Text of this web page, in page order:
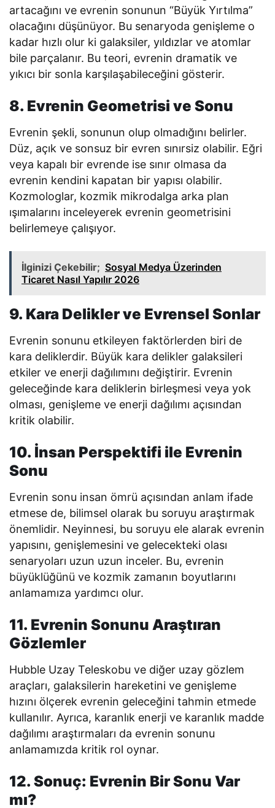
artacağını ve evrenin sonunun “Büyük Yırtılma”
olacağını düşünüyor. Bu senaryoda genişleme o
kadar hızlı olur ki galaksiler, yıldızlar ve atomlar
bile parçalanır. Bu teori, evrenin dramatik ve
yıkıcı bir sonla karşılaşabileceğini gösterir.
8. Evrenin Geometrisi ve Sonu
Evrenin şekli, sonunun olup olmadığını belirler.
Düz, açık ve sonsuz bir evren sınırsiz olabilir. Eğri
veya kapalı bir evrende ise sınır olmasa da
evrenin kendini kapatan bir yapısı olabilir.
Kozmologlar, kozmik mikrodalga arka plan
ışımalarını inceleyerek evrenin geometrisini
belirlemeye çalışıyor.
İlginizi Çekebilir; Sosyal Medya Üzerinden
Ticaret Nasıl Yapılır 2026
9. Kara Delikler ve Evrensel Sonlar
Evrenin sonunu etkileyen faktörlerden biri de
kara deliklerdir. Büyük kara delikler galaksileri
etkiler ve enerji dağılımını değiştirir. Evrenin
geleceğinde kara deliklerin birleşmesi veya yok
olması, genişleme ve enerji dağılımı açısından
kritik olabilir.
10. İnsan Perspektifi ile Evrenin
Sonu
Evrenin sonu insan ömrü açısından anlam ifade
etmese de, bilimsel olarak bu soruyu araştırmak
önemlidir. Neyinnesi, bu soruyu ele alarak evrenin
yapısını, genişlemesini ve gelecekteki olası
senaryoları uzun uzun inceler. Bu, evrenin
büyüklüğünü ve kozmik zamanın boyutlarını
anlamamıza yardımcı olur.
11. Evrenin Sonunu Araştıran
Gözlemler
Hubble Uzay Teleskobu ve diğer uzay gözlem
araçları, galaksilerin hareketini ve genişleme
hızını ölçerek evrenin geleceğini tahmin etmede
kullanılır. Ayrıca, karanlık enerji ve karanlık madde
dağılımı araştırmaları da evrenin sonunu
anlamamızda kritik rol oynar.
12. Sonuç: Evrenin Bir Sonu Var
mı?